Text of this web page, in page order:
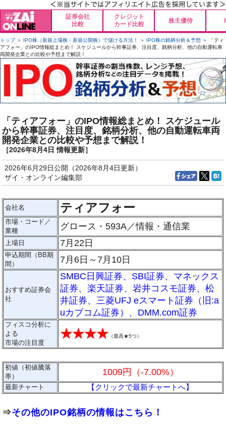
証券会社
比較
クレジット
カード比較
株主優待
トップ＞ IPO株（新規上場株・新規公開株）で儲ける方法！ ＞ IPO株の銘柄分析＆予想 ＞ 「ティ
アフォー」のIPO情報総まとめ！ スケジュールから幹事証券、注目度、銘柄分析、他の自動運転車
両開発企業との比較や予想まで解説！
「ティアフォー」のIPO情報総まとめ！ スケジュール
から幹事証券、注目度、銘柄分析、他の自動運転車両
開発企業との比較や予想まで解説！
［2026年8月4日 情報更新］
2026年6月29日公開（2026年8月4日更新）
ザイ・オンライン編集部
会社名 ティアフォー
市場・コード／
業種
グロース・593A／情報・通信業
上場日 7月22日
申込期間（BB期
間）
7月6日～7月10日
おすすめ証券会
社
SMBC日興証券、 SBI証券、 マネックス
証券、楽天証券、岩井コスモ証券、松
井証券、三菱UFJ eスマート証券（旧:a
uカブコム証券） 、 DMM.com証券
フィスコ分析に
よる
市場の注目度
★★★★ （最高★5つ）
初値（初値騰落
率）
1009円（-7.00%）
最新チャート 【クリックで最新チャートへ】
⇒その他のIPO銘柄の情報はこちら！